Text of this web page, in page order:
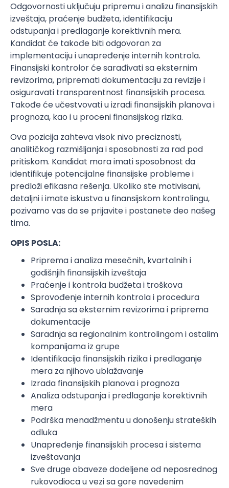
Odgovornosti uključuju pripremu i analizu finansijskih
izveštaja, praćenje budžeta, identifikaciju
odstupanja i predlaganje korektivnih mera.
Kandidat će takođe biti odgovoran za
implementaciju i unapređenje internih kontrola.
Finansijski kontrolor će sarađivati sa eksternim
revizorima, pripremati dokumentaciju za revizije i
osiguravati transparentnost finansijskih procesa.
Takođe će učestvovati u izradi finansijskih planova i
prognoza, kao i u proceni finansijskog rizika.
Ova pozicija zahteva visok nivo preciznosti,
analitičkog razmišljanja i sposobnosti za rad pod
pritiskom. Kandidat mora imati sposobnost da
identifikuje potencijalne finansijske probleme i
predloži efikasna rešenja. Ukoliko ste motivisani,
detaljni i imate iskustva u finansijskom kontrolingu,
pozivamo vas da se prijavite i postanete deo našeg
tima.
OPIS POSLA:
Priprema i analiza mesečnih, kvartalnih i
godišnjih finansijskih izveštaja
Praćenje i kontrola budžeta i troškova
Sprovođenje internih kontrola i procedura
Saradnja sa eksternim revizorima i priprema
dokumentacije
Saradnja sa regionalnim kontrolingom i ostalim
kompanijama iz grupe
Identifikacija finansijskih rizika i predlaganje
mera za njihovo ublažavanje
Izrada finansijskih planova i prognoza
Analiza odstupanja i predlaganje korektivnih
mera
Podrška menadžmentu u donošenju strateških
odluka
Unapređenje finansijskih procesa i sistema
izveštavanja
Sve druge obaveze dodeljene od neposrednog
rukovodioca u vezi sa gore navedenim